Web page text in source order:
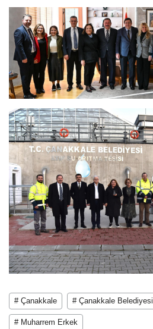
# Çanakkale # Çanakkale Belediyesi
# Muharrem Erkek